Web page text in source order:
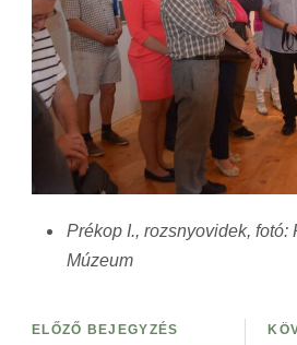
Prékop I., rozsnyovidek, fotó:
Múzeum
ELŐZŐ BEJEGYZÉS